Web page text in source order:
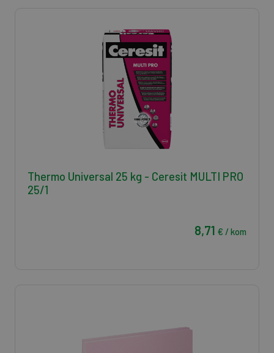
Thermo Universal 25 kg - Ceresit MULTI PRO
25/1
8,71 € / kom